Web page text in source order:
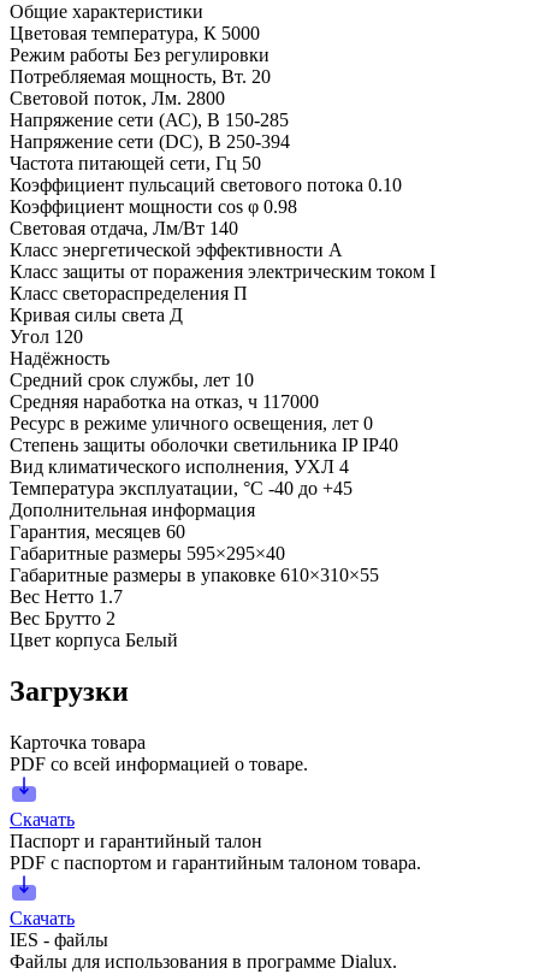
Общие характеристики
Цветовая температура, К 5000
Режим работы Без регулировки
Потребляемая мощность, Вт. 20
Световой поток, Лм. 2800
Напряжение сети (АС), В 150-285
Напряжение сети (DC), В 250-394
Частота питающей сети, Гц 50
Коэффициент пульсаций светового потока 0.10
Коэффициент мощности cos φ 0.98
Световая отдача, Лм/Вт 140
Класс энергетической эффективности A
Класс защиты от поражения электрическим током I
Класс светораспределения П
Кривая силы света Д
Угол 120
Надёжность
Средний срок службы, лет 10
Средняя наработка на отказ, ч 117000
Ресурс в режиме уличного освещения, лет 0
Степень защиты оболочки светильника IP IP40
Вид климатического исполнения, УХЛ 4
Температура эксплуатации, °С -40 до +45
Дополнительная информация
Гарантия, месяцев 60
Габаритные размеры 595×295×40
Габаритные размеры в упаковке 610×310×55
Вес Нетто 1.7
Вес Брутто 2
Цвет корпуса Белый
Загрузки
Карточка товара
PDF со всей информацией о товаре.
Скачать
Паспорт и гарантийный талон
PDF с паспортом и гарантийным талоном товара.
Скачать
IES - файлы
Файлы для использования в программе Dialux.